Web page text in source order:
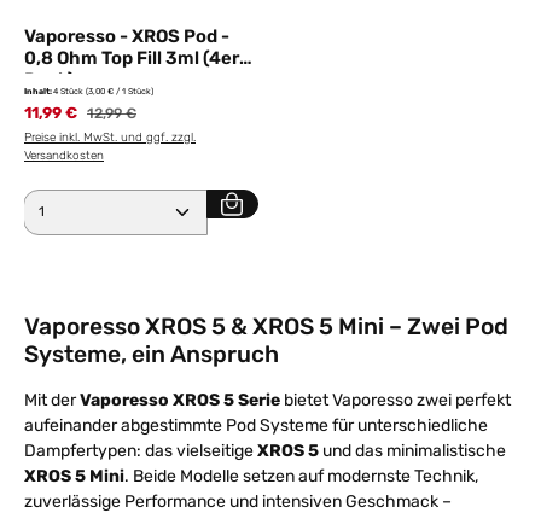
Vaporesso - XROS Pod -
0,8 Ohm Top Fill 3ml (4er
Pack)
Inhalt:4 Stück (3,00 € / 1 Stück)
11,99 € Regulärer Preis:
12,99 €
Preise inkl. MwSt. und ggf. zzgl.
Versandkosten
Produkt Anzahl: Gib den gewünschten Wert ein
Vaporesso XROS 5 & XROS 5 Mini – Zwei Pod
Systeme, ein Anspruch
Mit derVaporesso XROS 5 Serie bietet Vaporesso zwei perfekt
aufeinander abgestimmte Pod Systeme für unterschiedliche
Dampfertypen: das vielseitigeXROS 5 und das minimalistische
XROS 5 Mini. Beide Modelle setzen auf modernste Technik,
zuverlässige Performance und intensiven Geschmack –